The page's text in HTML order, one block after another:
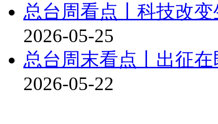
总台周看点丨科技改变
2026-05-25
总台周末看点丨出征在
2026-05-22